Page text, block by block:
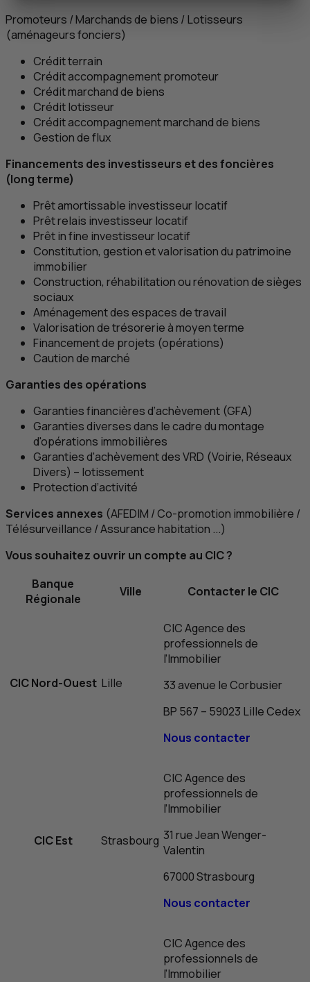
Promoteurs / Marchands de biens / Lotisseurs
(aménageurs fonciers)
Crédit terrain
Crédit accompagnement promoteur
Crédit marchand de biens
Crédit lotisseur
Crédit accompagnement marchand de biens
Gestion de flux
Financements des investisseurs et des foncières
(long terme)
Prêt amortissable investisseur locatif
Prêt relais investisseur locatif
Prêt in fine investisseur locatif
Constitution, gestion et valorisation du patrimoine
immobilier
Construction, réhabilitation ou rénovation de sièges
sociaux
Aménagement des espaces de travail
Valorisation de trésorerie à moyen terme
Financement de projets (opérations)
Caution de marché
Garanties des opérations
Garanties financières d’achèvement (GFA)
Garanties diverses dans le cadre du montage
d'opérations immobilières
Garanties d'achèvement desVRD (Voirie, Réseaux
Divers) – lotissement
Protection d’activité
Services annexes (AFEDIM / Co-promotion immobilière /
Télésurveillance / Assurance habitation ...)
Vous souhaitez ouvrir un compte au CIC?
Banque
Régionale
Ville Contacter le CIC
CICNord-Ouest Lille
CICAgence des
professionnels de
l’Immobilier
33 avenue le Corbusier
BP 567 – 59023 Lille Cedex
Nous contacter
CICEst Strasbourg
CICAgence des
professionnels de
l’Immobilier
31 rue Jean Wenger-
Valentin
67000 Strasbourg
Nous contacter
CICAgence des
professionnels de
l’Immobilier